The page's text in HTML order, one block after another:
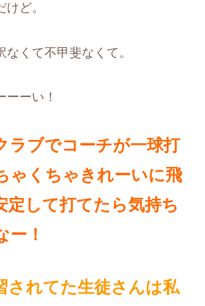
ど。
なくて不甲斐なくて。
ーい！
ラブでコーチが一球打
ゃくちゃきれーいに飛
定して打てたら気持ち
ー！
されてた生徒さんは私